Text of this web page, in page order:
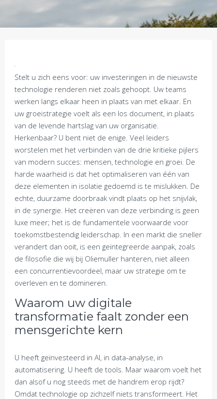
Stelt u zich eens voor: uw investeringen in de nieuwste
technologie renderen niet zoals gehoopt. Uw teams
werken langs elkaar heen in plaats van met elkaar. En
uw groeistrategie voelt als een los document, in plaats
van de levende hartslag van uw organisatie.
Herkenbaar? U bent niet de enige. Veel leiders
worstelen met het verbinden van de drie kritieke pijlers
van modern succes: mensen, technologie en groei. De
harde waarheid is dat het optimaliseren van één van
deze elementen in isolatie gedoemd is te mislukken. De
echte, duurzame doorbraak vindt plaats op het snijvlak,
in de synergie. Het creëren van deze verbinding is geen
luxe meer; het is de fundamentele voorwaarde voor
toekomstbestendig leiderschap. In een markt die sneller
verandert dan ooit, is een geïntegreerde aanpak, zoals
de filosofie die wij bij Oliemuller hanteren, niet alleen
een concurrentievoordeel, maar uw strategie om te
overleven en te domineren.
Waarom uw digitale
transformatie faalt zonder een
mensgerichte kern
U heeft geïnvesteerd in AI, in data-analyse, in
automatisering. U heeft de tools. Maar waarom voelt het
dan alsof u nog steeds met de handrem erop rijdt?
Omdat technologie op zichzelf niets transformeert. Het